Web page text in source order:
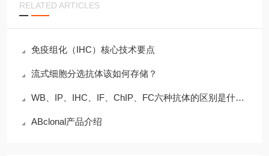
RELATED ARTICLES
免疫组化（IHC）核心技术要点
流式细胞分选抗体该如何存储？
WB、IP、IHC、IF、ChIP、FC六种抗体的区别是什么？
ABclonal产品介绍